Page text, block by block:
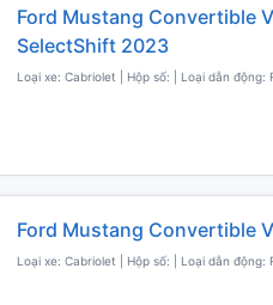
Ford Mustang Convertible
SelectShift 2023
Loại xe: Cabriolet | Hộp số: | Loại dẫn động:
Ford Mustang Convertible
Loại xe: Cabriolet | Hộp số: | Loại dẫn động: